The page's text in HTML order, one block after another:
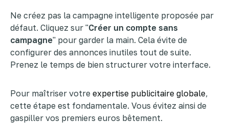
Ne créez pas la campagne intelligente proposée par
défaut. Cliquez sur "Créer un compte sans
campagne" pour garder la main. Cela évite de
configurer des annonces inutiles tout de suite.
Prenez le temps de bien structurer votre interface.
Pour maîtriser votre expertise publicitaire globale,
cette étape est fondamentale. Vous évitez ainsi de
gaspiller vos premiers euros bêtement.